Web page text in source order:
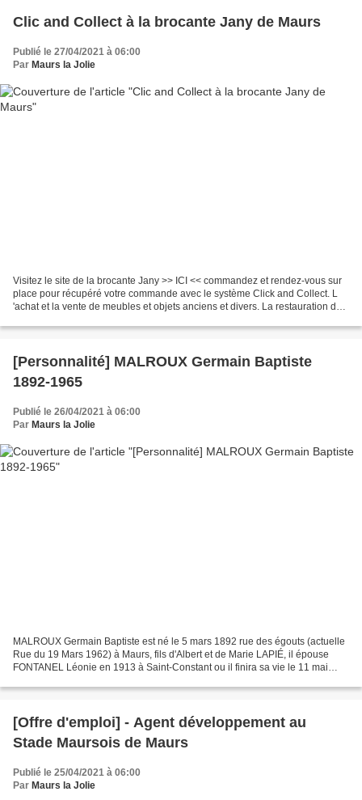
Clic and Collect à la brocante Jany de Maurs
Publié le 27/04/2021 à 06:00
Par Maurs la Jolie
Visitez le site de la brocante Jany >> ICI << commandez et rendez-vous sur
place pour récupéré votre commande avec le système Click and Collect. L
'achat et la vente de meubles et objets anciens et divers. La restauration de
[Personnalité] MALROUX Germain Baptiste
1892-1965
Publié le 26/04/2021 à 06:00
Par Maurs la Jolie
MALROUX Germain Baptiste est né le 5 mars 1892 rue des égouts (actuelle
Rue du 19 Mars 1962) à Maurs, fils d'Albert et de Marie LAPIÉ, il épouse
FONTANEL Léonie en 1913 à Saint-Constant ou il finira sa vie le 11 mai
[Offre d'emploi] - Agent développement au
Stade Maursois de Maurs
Publié le 25/04/2021 à 06:00
Par Maurs la Jolie